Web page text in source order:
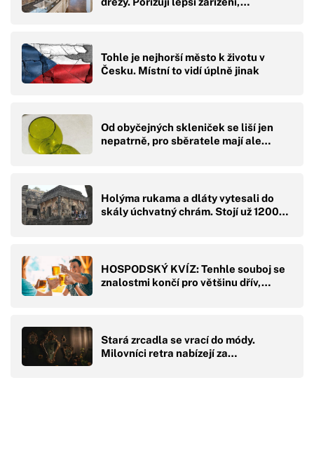
Tohle je nejhorší město k životu v
Česku. Místní to vidí úplně jinak
Od obyčejných skleniček se liší jen
nepatrně, pro sběratele mají ale…
Holýma rukama a dláty vytesali do
skály úchvatný chrám. Stojí už 1200…
HOSPODSKÝ KVÍZ: Tenhle souboj se
znalostmi končí pro většinu dřív,…
Stará zrcadla se vrací do módy.
Milovníci retra nabízejí za…